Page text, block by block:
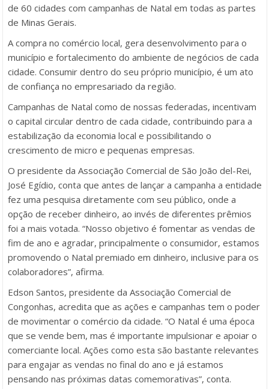
de 60 cidades com campanhas de Natal em todas as partes
de Minas Gerais.
A compra no comércio local, gera desenvolvimento para o
município e fortalecimento do ambiente de negócios de cada
cidade. Consumir dentro do seu próprio município, é um ato
de confiança no empresariado da região.
Campanhas de Natal como de nossas federadas, incentivam
o capital circular dentro de cada cidade, contribuindo para a
estabilização da economia local e possibilitando o
crescimento de micro e pequenas empresas.
O presidente da Associação Comercial de São João del-Rei,
José Egídio, conta que antes de lançar a campanha a entidade
fez uma pesquisa diretamente com seu público, onde a
opção de receber dinheiro, ao invés de diferentes prêmios
foi a mais votada. “Nosso objetivo é fomentar as vendas de
fim de ano e agradar, principalmente o consumidor, estamos
promovendo o Natal premiado em dinheiro, inclusive para os
colaboradores”, afirma.
Edson Santos, presidente da Associação Comercial de
Congonhas, acredita que as ações e campanhas tem o poder
de movimentar o comércio da cidade. “O Natal é uma época
que se vende bem, mas é importante impulsionar e apoiar o
comerciante local. Ações como esta são bastante relevantes
para engajar as vendas no final do ano e já estamos
pensando nas próximas datas comemorativas”, conta.